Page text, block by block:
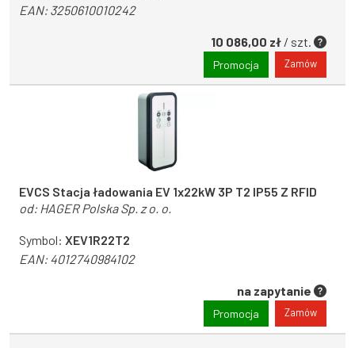
EAN:3250610010242
10 086,00 zł / szt.
Promocja Zamów
EVCS Stacja ładowania EV 1x22kW 3P T2 IP55 Z RFID
od: HAGER Polska Sp. z o. o.
Symbol: XEV1R22T2
EAN:4012740984102
na zapytanie
Promocja Zamów